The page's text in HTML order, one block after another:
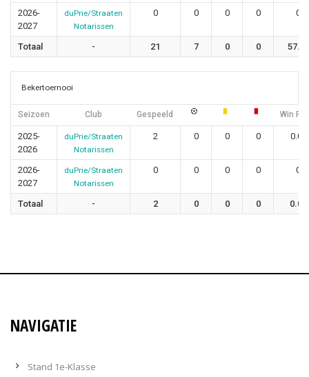
2026-
2027
duPrie/Straaten
Notarissen
0 0 0 0 0
Totaal - 21 7 0 0 57.14
Bekertoernooi
Seizoen Club Gespeeld Win
2025-
2026
duPrie/Straaten
Notarissen
2 0 0 0 0.00
2026-
2027
duPrie/Straaten
Notarissen
0 0 0 0 0
Totaal - 2 0 0 0 0.00
NAVIGATIE
Stand 1e-Klasse